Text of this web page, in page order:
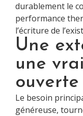
durablement le
performance
l’écriture de
Une
une
Le besoin
généreuse,